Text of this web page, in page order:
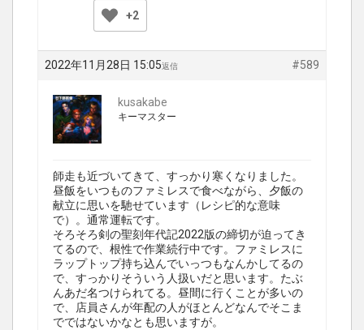
+2
2022年11月28日 15:05 #589
返信
kusakabe
キーマスター
師走も近づいてきて、すっかり寒くなりました。
昼飯をいつものファミレスで食べながら、夕飯の
献立に思いを馳せています（レシピ的な意味
で）。通常運転です。
そろそろ剣の聖刻年代記2022版の締切が迫ってき
てるので、根性で作業続行中です。ファミレスに
ラップトップ持ち込んでいっつもなんかしてるの
で、すっかりそういう人扱いだと思います。たぶ
んあだ名つけられてる。昼間に行くことが多いの
で、店員さんが年配の人がほとんどなんでそこま
でではないかなとも思いますが。